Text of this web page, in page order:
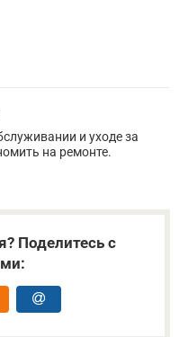
и уходе за
на ремонте.
Поделитесь с